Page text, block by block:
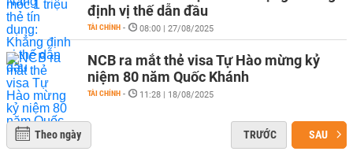
định vị thế dẫn đầu
TÀI CHÍNH - 08:00 | 27/08/2025
NCB ra mắt thẻ visa Tự Hào mừng kỷ
niệm 80 năm Quốc Khánh
TÀI CHÍNH - 11:28 | 18/08/2025
Theo ngày TRƯỚC SAU